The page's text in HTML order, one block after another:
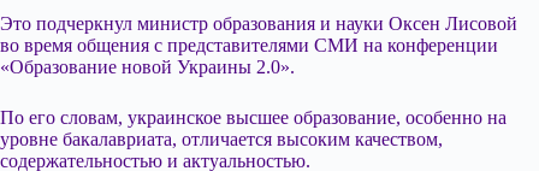
Это подчеркнул министр образования и науки Оксен Лисовой
во время общения с представителями СМИ на конференции
«Образование новой Украины 2.0».
По его словам, украинское высшее образование, особенно на
уровне бакалавриата, отличается высоким качеством,
содержательностью и актуальностью.